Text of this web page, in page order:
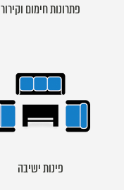
פתרונות חימום וקירור
פינות ישיבה